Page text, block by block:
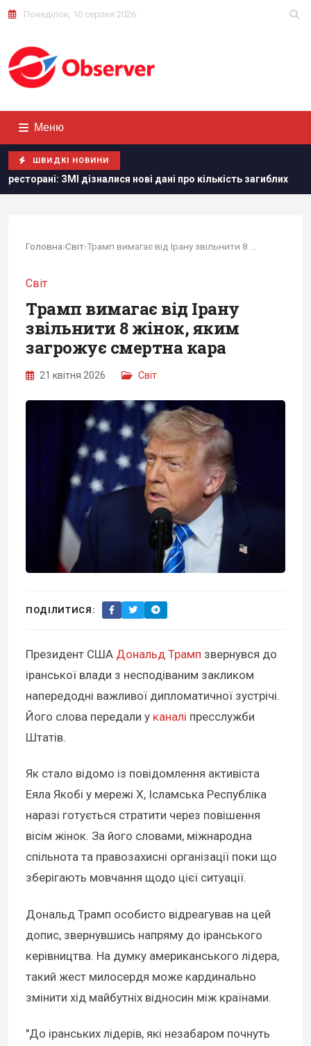
Понеділок, 10 серпня 2026
Меню
ШВИДКІ НОВИНИ
нові дані про кількість загиблих Тайвань
Головна›Світ›
Світ
Трамп вимагає від Ірану
звільнити 8 жінок, яким
загрожує смертна кара
21 квітня 2026 Світ
ПОДІЛИТИСЯ:
Президент США Дональд Трамп звернувся до
іранської влади з несподіваним закликом
напередодні важливої дипломатичної зустрічі.
Його слова передали у каналі пресслужби
Штатів.
Як стало відомо із повідомлення активіста
Еяла Якобі у мережі X, Ісламська Республіка
наразі готується стратити через повішення
вісім жінок. За його словами, міжнародна
спільнота та правозахисні організації поки що
зберігають мовчання щодо цієї ситуації.
Дональд Трамп особисто відреагував на цей
допис, звернувшись напряму до іранського
керівництва. На думку американського лідера,
такий жест милосердя може кардинально
змінити хід майбутніх відносин між країнами.
"До іранських лідерів, які незабаром почнуть